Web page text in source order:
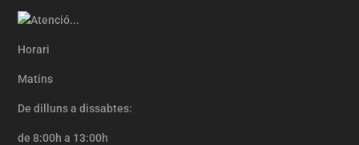
Horari
Matins
De dilluns a dissabtes:
de 8:00h a 13:00h